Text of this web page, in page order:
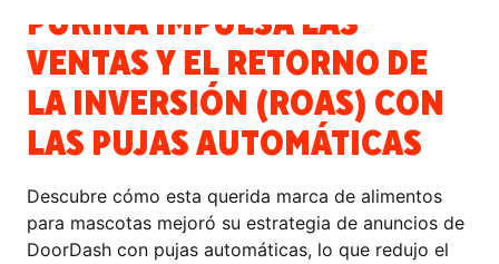
PURINA IMPULSA LAS
VENTAS Y EL RETORNO DE
LA INVERSIÓN (ROAS) CON
LAS PUJAS AUTOMÁTICAS
Descubre cómo esta querida marca de alimentos
para mascotas mejoró su estrategia de anuncios de
DoorDash con pujas automáticas, lo que redujo el